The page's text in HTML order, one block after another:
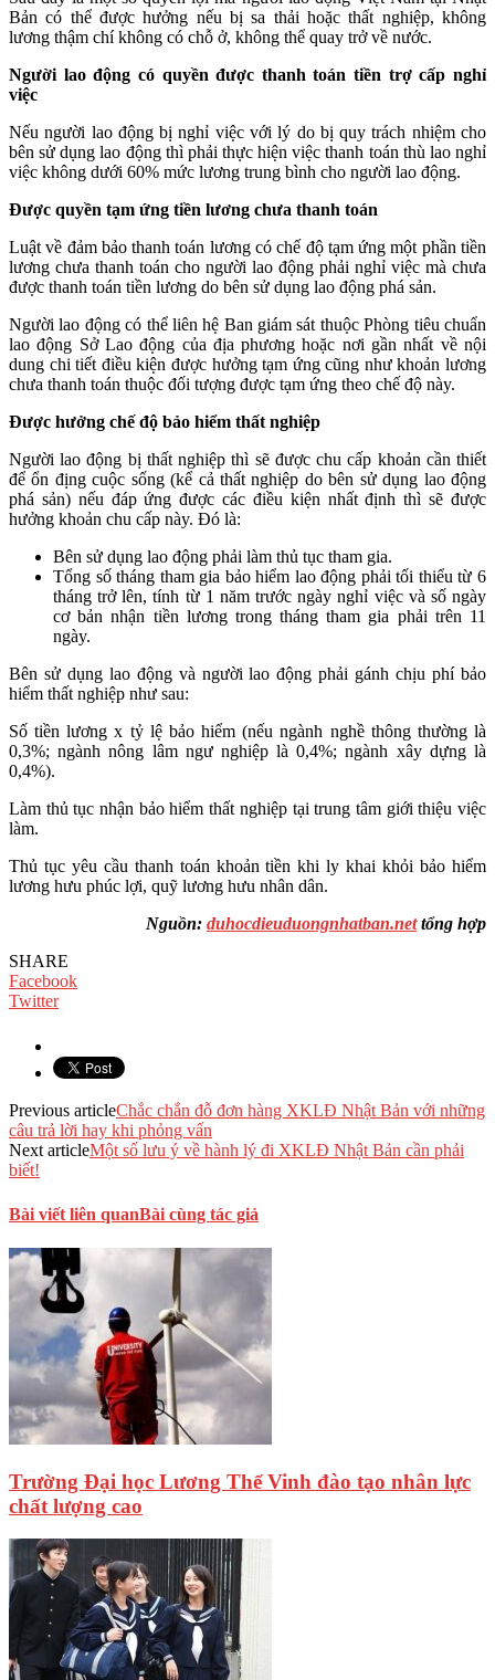
Bản có thể được hưởng nếu bị sa thải hoặc thất nghiệp, không
lương thậm chí không có chỗ ở, không thể quay trở về nước.
Người lao động có quyền được thanh toán tiền trợ cấp nghỉ
việc
Nếu người lao động bị nghỉ việc với lý do bị quy trách nhiệm cho
bên sử dụng lao động thì phải thực hiện việc thanh toán thù lao nghỉ
việc không dưới 60% mức lương trung bình cho người lao động.
Được quyền tạm ứng tiền lương chưa thanh toán
Luật về đảm bảo thanh toán lương có chế độ tạm ứng một phần tiền
lương chưa thanh toán cho người lao động phải nghỉ việc mà chưa
được thanh toán tiền lương do bên sử dụng lao động phá sản.
Người lao động có thể liên hệ Ban giám sát thuộc Phòng tiêu chuẩn
lao động Sở Lao động của địa phương hoặc nơi gần nhất về nội
dung chi tiết điều kiện được hưởng tạm ứng cũng như khoản lương
chưa thanh toán thuộc đối tượng được tạm ứng theo chế độ này.
Được hưởng chế độ bảo hiểm thất nghiệp
Người lao động bị thất nghiệp thì sẽ được chu cấp khoản cần thiết
để ổn địng cuộc sống (kể cả thất nghiệp do bên sử dụng lao động
phá sản) nếu đáp ứng được các điều kiện nhất định thì sẽ được
hưởng khoản chu cấp này. Đó là:
Bên sử dụng lao động phải làm thủ tục tham gia.
Tổng số tháng tham gia bảo hiểm lao động phải tối thiểu từ 6
tháng trở lên, tính từ 1 năm trước ngày nghỉ việc và số ngày
cơ bản nhận tiền lương trong tháng tham gia phải trên 11
ngày.
Bên sử dụng lao động và người lao động phải gánh chịu phí bảo
hiểm thất nghiệp như sau:
Số tiền lương x tỷ lệ bảo hiểm (nếu ngành nghề thông thường là
0,3%; ngành nông lâm ngư nghiệp là 0,4%; ngành xây dựng là
0,4%).
Làm thủ tục nhận bảo hiểm thất nghiệp tại trung tâm giới thiệu việc
làm.
Thủ tục yêu cầu thanh toán khoản tiền khi ly khai khỏi bảo hiểm
lương hưu phúc lợi, quỹ lương hưu nhân dân.
Nguồn: duhocdieuduongnhatban.nettổng hợp
SHARE
Facebook
Twitter
Previous articleChắc chắn đỗ đơn hàng XKLĐ Nhật Bản với những
câu trả lời hay khi phỏng vấn
Next articleMột số lưu ý về hành lý đi XKLĐ Nhật Bản cần phải
biết!
Bài viết liên quanBài cùng tác giả
Trường Đại học Lương Thế Vinh đào tạo nhân lực
chất lượng cao